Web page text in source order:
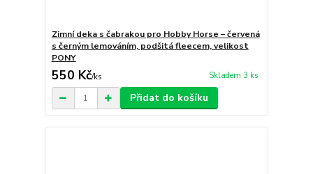
Zimní deka s čabrakou pro Hobby Horse – červená
s černým lemováním, podšitá fleecem, velikost
PONY
550 Kč/ks Skladem 3 ks
Přidat do košíku